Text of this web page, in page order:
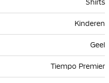
Shirts
Kinderen
Geel
Tiempo Premier